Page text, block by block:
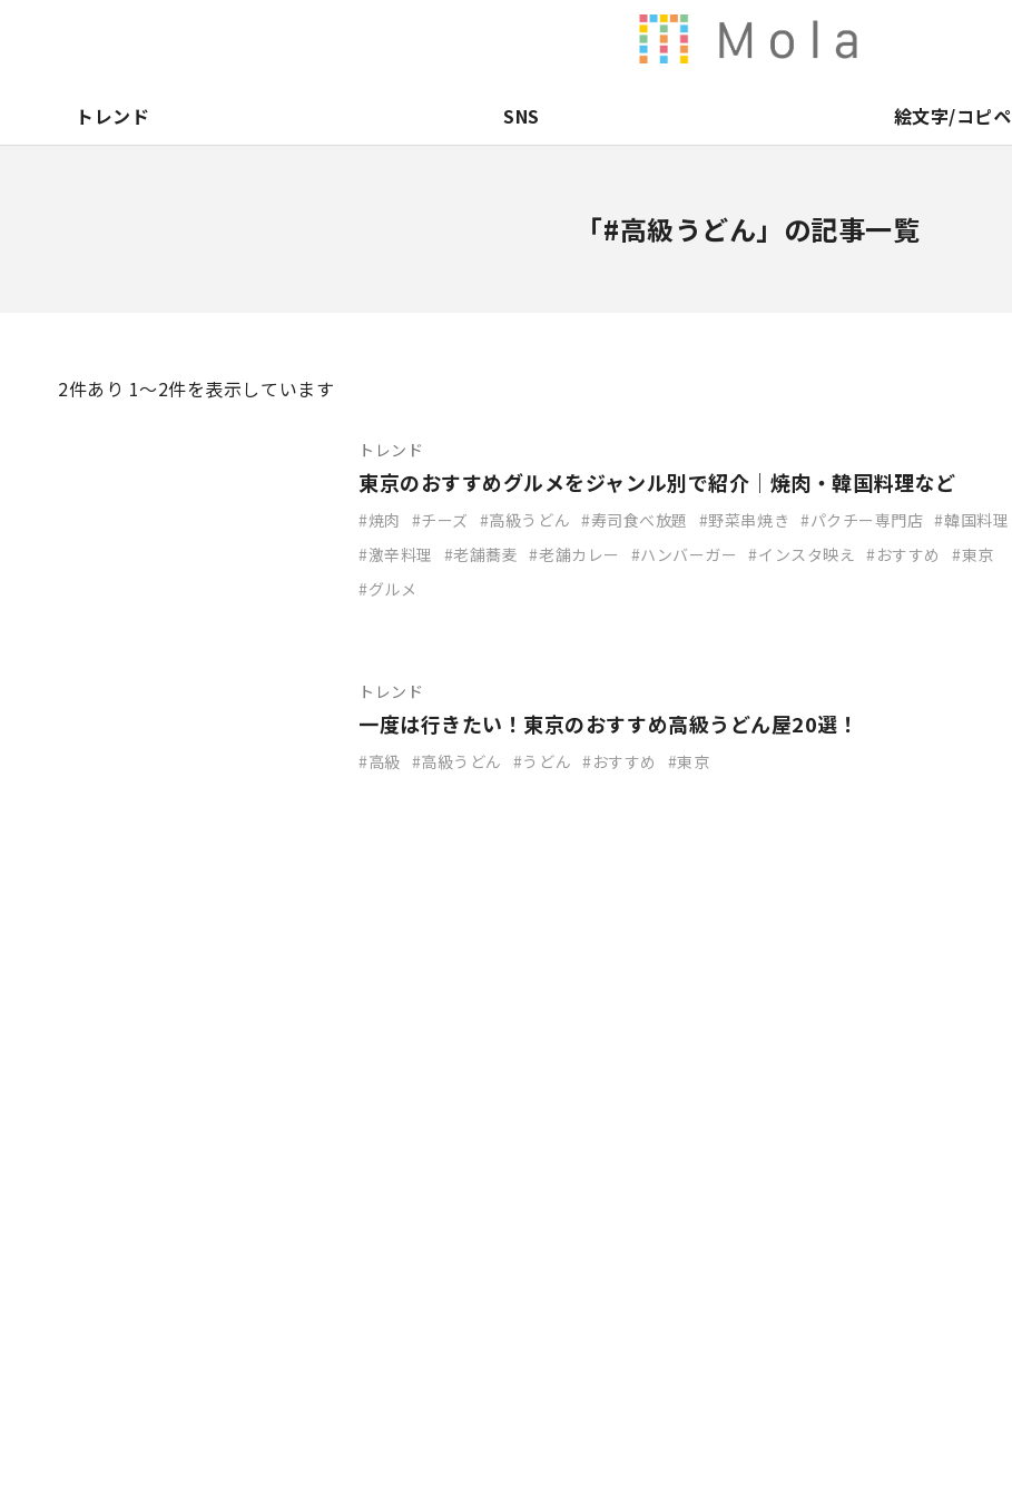
トレンド SNS 絵文字/コピペ
「#高級うどん」の記事一覧
2件あり 1〜2件を表示しています
トレンド
東京のおすすめグルメをジャンル別で紹介｜焼肉・韓国料理など
焼肉 チーズ 高級うどん 寿司食べ放題 野菜串焼き パクチー専門店
韓国料理
激辛料理
老舗蕎麦 老舗カレー ハンバーガー インスタ映え おすすめ
東京
グルメ
トレンド
一度は行きたい！東京のおすすめ高級うどん屋20選！
高級 高級うどん うどん おすすめ 東京